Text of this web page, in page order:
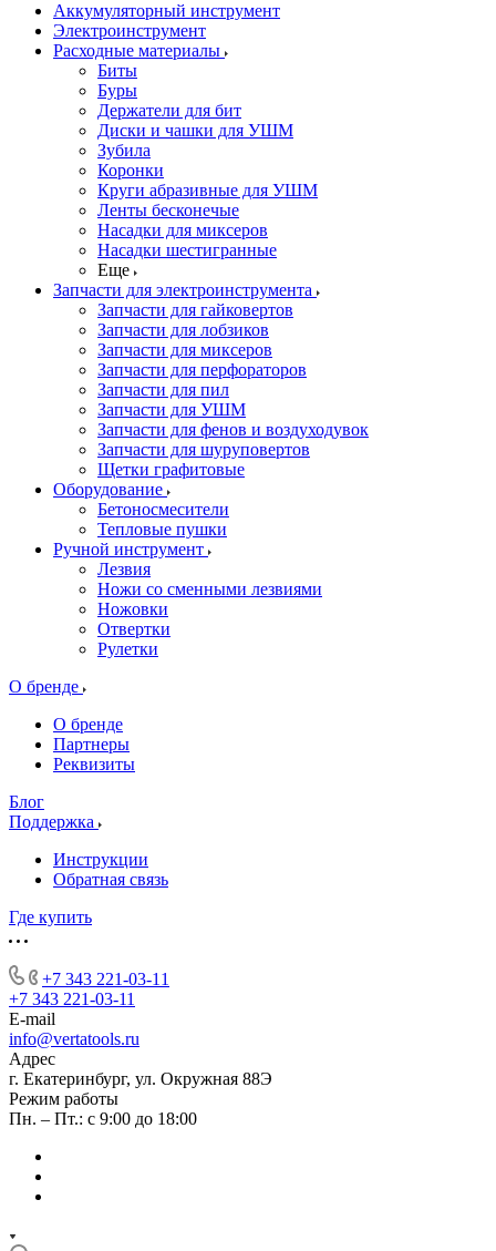
Аккумуляторный инструмент
Электроинструмент
Расходные материалы
Биты
Буры
Держатели для бит
Диски и чашки для УШМ
Зубила
Коронки
Круги абразивные для УШМ
Ленты бесконечые
Насадки для миксеров
Насадки шестигранные
Еще
Запчасти для электроинструмента
Запчасти для гайковертов
Запчасти для лобзиков
Запчасти для миксеров
Запчасти для перфораторов
Запчасти для пил
Запчасти для УШМ
Запчасти для фенов и воздуходувок
Запчасти для шуруповертов
Щетки графитовые
Оборудование
Бетоносмесители
Тепловые пушки
Ручной инструмент
Лезвия
Ножи со сменными лезвиями
Ножовки
Отвертки
Рулетки
О бренде
О бренде
Партнеры
Реквизиты
Блог
Поддержка
Инструкции
Обратная связь
Где купить
+7 343 221-03-11
+7 343 221-03-11
E-mail
info@vertatools.ru
Адрес
г. Екатеринбург, ул. Окружная 88Э
Режим работы
Пн. – Пт.: с 9:00 до 18:00